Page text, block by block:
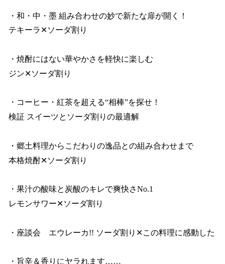
・和・中・墨 組み合わせの妙で新たな扉が開く！
テキーラ✕ソーダ割り
・焼酎にはない華やかさを軽快に楽しむ
ジン✕ソーダ割り
・コーヒー・紅茶を超える“相棒”を探せ！
検証 スイーツとソーダ割りの最適解
・郷土料理からこだわりの逸品との組み合わせまで
本格焼酎✕ソーダ割り
・果汁の酸味と炭酸のキレで爽快さNo.1
レモンサワー✕ソーダ割り
・座談会 エウレーカ!! ソーダ割り✕この料理に感動した
・旨辛＆香りにヤラれます……